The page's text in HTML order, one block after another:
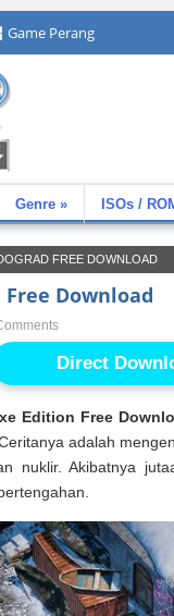
Game Perang
Genre » ISOs /
FREE DOWNLOAD
Free Download
Direct
Edition Free
adalah
nuklir. Akibatnya